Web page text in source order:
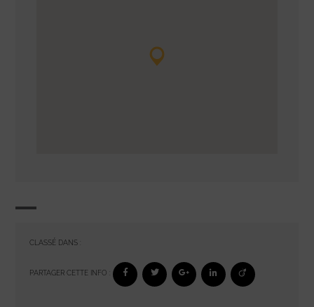
CLASSÉ DANS :
PARTAGER CETTE INFO :